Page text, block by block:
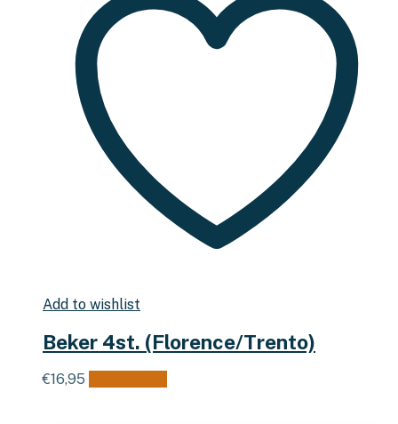
Add to wishlist
Beker 4st. (Florence/Trento)
€16,95